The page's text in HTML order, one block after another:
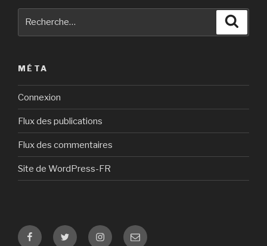
MÉTA
Connexion
Flux des publications
Flux des commentaires
Site de WordPress-FR
FacebookTwitter Instagram
E-